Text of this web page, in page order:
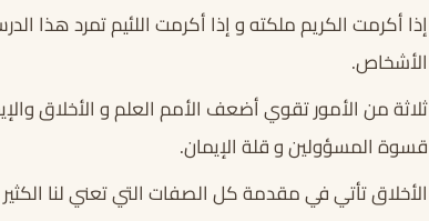
إذا أكرمت الكريم ملكته و إذا أكرمت اللئيم تمرد هذا
الأشخاص.
ثلاثة من الأمور تقوي أضعف الأمم العلم و الأخلاق
قسوة المسؤولين و قلة الإيمان.
الأخلاق تأتي في مقدمة كل الصفات التي تعني لنا